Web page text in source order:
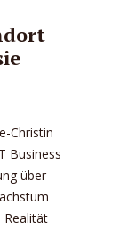
Christin
Business
über